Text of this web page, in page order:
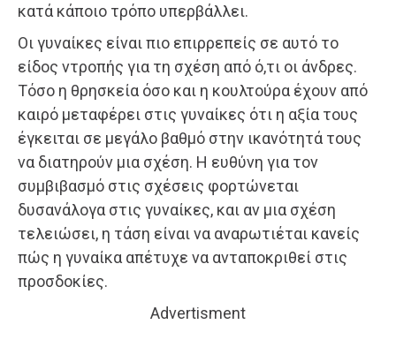
κατά κάποιο τρόπο υπερβάλλει.
Οι γυναίκες είναι πιο επιρρεπείς σε αυτό το
είδος ντροπής για τη σχέση από ό,τι οι άνδρες.
Τόσο η θρησκεία όσο και η κουλτούρα έχουν από
καιρό μεταφέρει στις γυναίκες ότι η αξία τους
έγκειται σε μεγάλο βαθμό στην ικανότητά τους
να διατηρούν μια σχέση. Η ευθύνη για τον
συμβιβασμό στις σχέσεις φορτώνεται
δυσανάλογα στις γυναίκες, και αν μια σχέση
τελειώσει, η τάση είναι να αναρωτιέται κανείς
πώς η γυναίκα απέτυχε να ανταποκριθεί στις
προσδοκίες.
Advertisment